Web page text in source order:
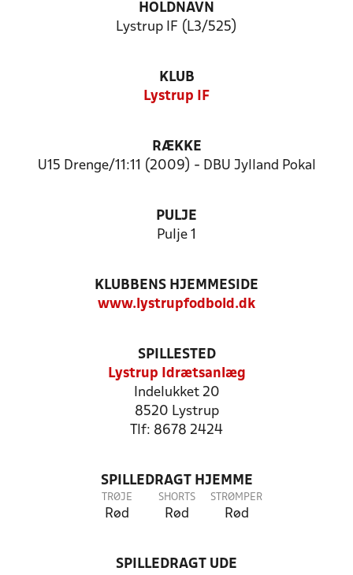
HOLDNAVN
Lystrup IF (L3/525)
KLUB
Lystrup IF
RÆKKE
U15 Drenge/11:11 (2009) - DBU Jylland Pokal
PULJE
Pulje 1
KLUBBENS HJEMMESIDE
www.lystrupfodbold.dk
SPILLESTED
Lystrup Idrætsanlæg
Indelukket 20
8520 Lystrup
Tlf: 8678 2424
SPILLEDRAGT HJEMME
TRØJE
Rød
SHORTS
Rød
STRØMPER
Rød
SPILLEDRAGT UDE